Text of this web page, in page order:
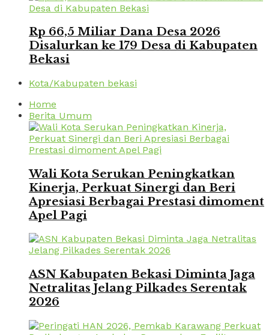
Rp 66,5 Miliar Dana Desa 2026
Disalurkan ke 179 Desa di Kabupaten
Bekasi
Kota/Kabupaten bekasi
Home
Berita Umum
Wali Kota Serukan Peningkatkan
Kinerja, Perkuat Sinergi dan Beri
Apresiasi Berbagai Prestasi dimoment
Apel Pagi
ASN Kabupaten Bekasi Diminta Jaga
Netralitas Jelang Pilkades Serentak
2026